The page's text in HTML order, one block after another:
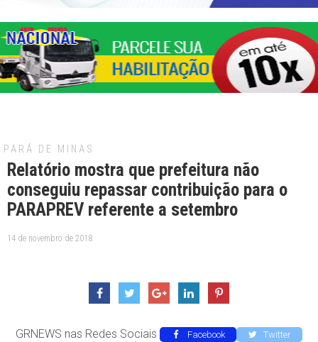
PARÁ DE MINAS
Relatório mostra que prefeitura não
conseguiu repassar contribuição para o
PARAPREV referente a setembro
14 de novembro de 2018
GRNEWS nas Redes Sociais Facebook
Twitter